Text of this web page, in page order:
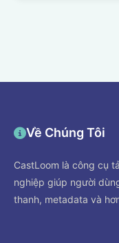
Về Chúng Tôi
CastLoom là công cụ
nghiệp giúp người
thanh, metadata và